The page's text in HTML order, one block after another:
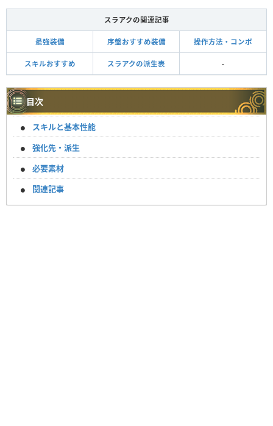
スラアクの関連記事
最強装備 序盤おすすめ装備 操作方法・コンボ
スキルおすすめ スラアクの派生表 -
目次
スキルと基本性能
強化先・派生
必要素材
関連記事